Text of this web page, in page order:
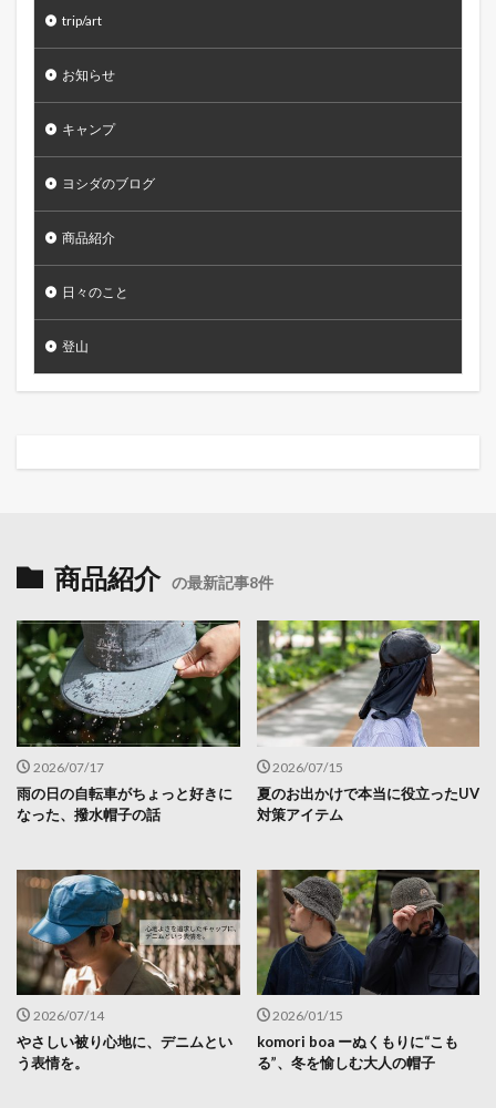
trip/art
お知らせ
キャンプ
ヨシダのブログ
商品紹介
日々のこと
登山
商品紹介 の最新記事8件
2026/07/17
雨の日の自転車がちょっと好きに
なった、撥水帽子の話
2026/07/15
夏のお出かけで本当に役立ったUV
対策アイテム
2026/07/14
やさしい被り心地に、デニムとい
う表情を。
2026/01/15
komori boa ーぬくもりに“こも
る”、冬を愉しむ大人の帽子